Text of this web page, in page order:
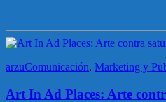
arzuComunicación, Marketing y
Art In Ad Places: Arte